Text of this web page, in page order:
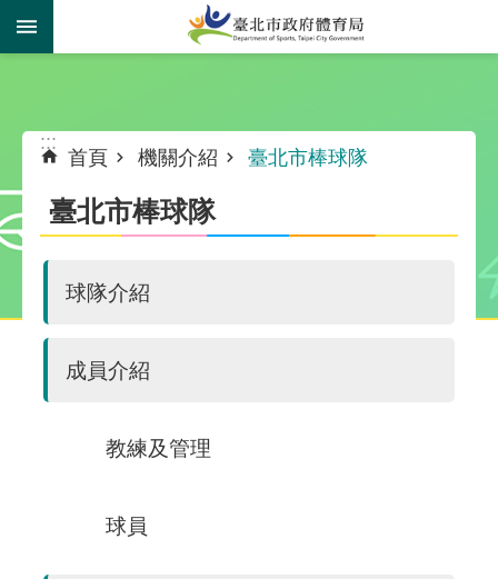
跳到主要內容區塊
:::
首頁 機關介紹 臺北市棒球隊
臺北市棒球隊
球隊介紹
成員介紹
教練及管理
球員